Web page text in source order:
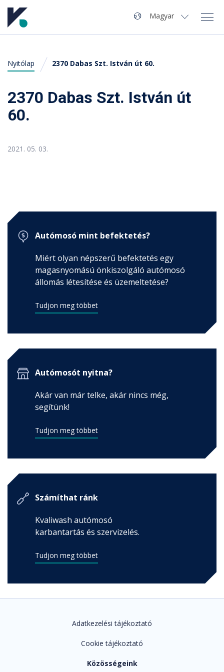
Navigáció
A Kvaliwash
Termékek
Autómosó nyitás
Szervíz
mosó kereső, tippek, tanácsok, előnyök ...
Nyelv
Magyar
Nyitólap 2370 Dabas Szt. István út 60.
2370 Dabas Szt. István út
60.
2021. 05. 03.
Autómosó mint befektetés?
Miért olyan népszerű befektetés egy
magasnyomású önkiszolgáló autómosó
állomás létesítése és üzemeltetése?
Tudjon meg többet
Autómosót nyitna?
Akár van már telke, akár nincs még,
segítünk!
Tudjon meg többet
Számíthat ránk
Kvaliwash autómosó
karbantartás és szervizelés.
Tudjon meg többet
Adatkezelési tájékoztató
Cookie tájékoztató
Közösségeink